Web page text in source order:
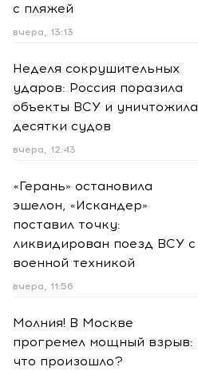
с пляжей
вчера, 13:13
Неделя сокрушительных
ударов: Россия поразила
объекты ВСУ и уничтожила
десятки судов
вчера, 12:43
«Герань» остановила
эшелон, «Искандер»
поставил точку:
ликвидирован поезд ВСУ с
военной техникой
вчера, 11:56
Молния! В Москве
прогремел мощный взрыв:
что произошло?